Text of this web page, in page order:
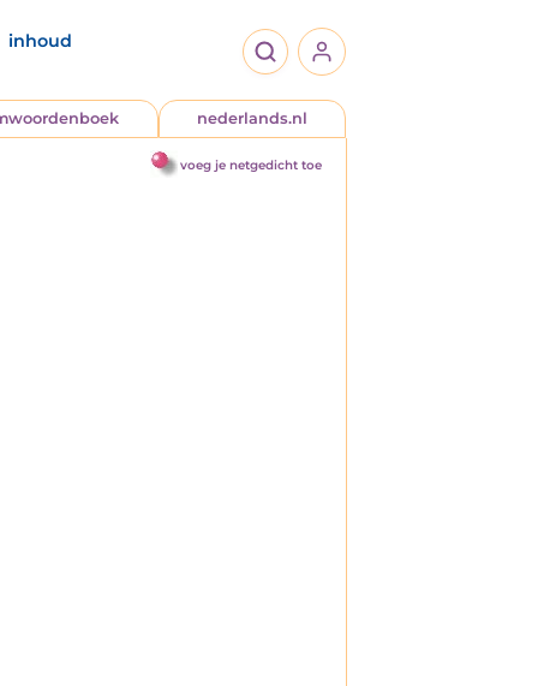
inhoud
nederlands.nl
voeg je netgedicht toe